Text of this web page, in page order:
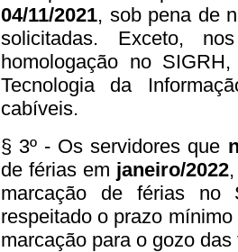
04/11/2021, sob pena de
solicitadas. Exceto,
homologação no
Tecnologia da
cabíveis.
§ 3º - Os servidores que
de férias em janeiro/2022,
marcação de férias no
respeitado o prazo
marcação para o gozo das